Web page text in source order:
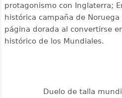
protagonismo con Inglaterra;
histórica campaña de
página dorada al convertirse
histórico de los Mundiales.
Duelo de talla